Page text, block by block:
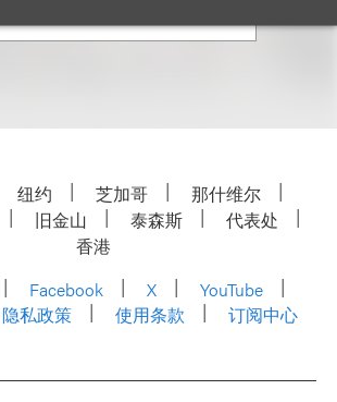
纽约 芝加哥
那什维尔
旧金山 泰森斯
代表处
香港
Facebook X
YouTube
隐私政策 使用条款 订阅中心